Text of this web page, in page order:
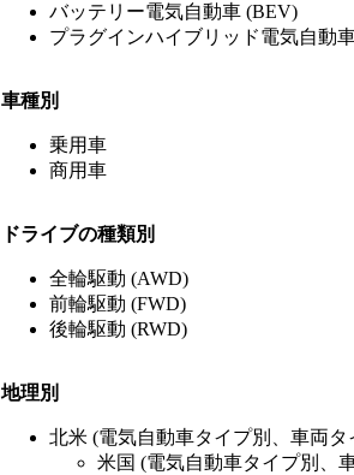
バッテリー電気自動車 (BEV)
プラグインハイブリッド電気自動
車種別
乗用車
商用車
ドライブの種類別
全輪駆動 (AWD)
前輪駆動 (FWD)
後輪駆動 (RWD)
地理別
北米 (電気自動車タイプ別、車両
米国 (電気自動車タイプ別、